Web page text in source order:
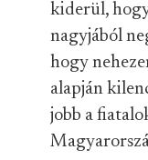
kiderül,
nagyjából
hogy
alapján
jobb a